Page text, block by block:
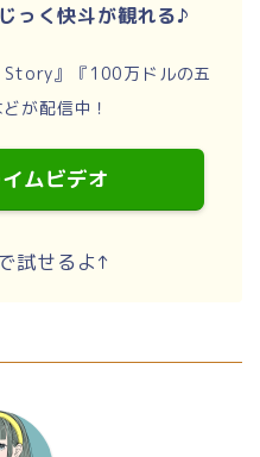
っく快斗が観れる♪
』『100万ドルの五
が配信中！
ムビデオ
試せるよ↑